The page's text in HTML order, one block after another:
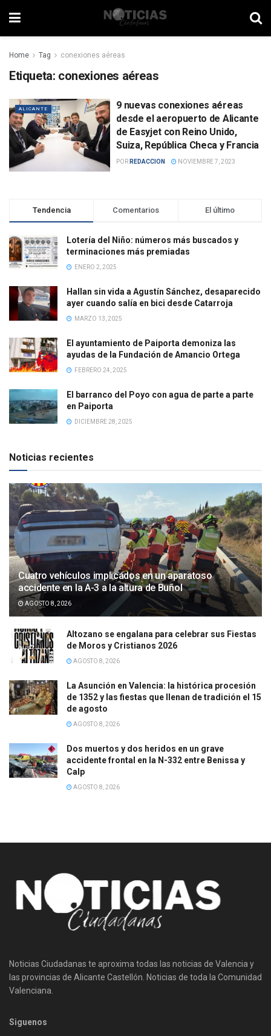
Home Tag conexiones aéreas
Etiqueta: conexiones aéreas
ALICANTE
9 nuevas conexiones aéreas
desde el aeropuerto de Alicante
de Easyjet con Reino Unido,
Suiza, República Checa y Francia
POR REDACCION NOVIEMBRE 7, 2023
Tendencia Comentarios El último
Lotería del Niño: números más buscados y
terminaciones más premiadas
ENERO 2, 2025
Hallan sin vida a Agustín Sánchez, desaparecido
ayer cuando salía en bici desde Catarroja
MARZO 13, 2025
El ayuntamiento de Paiporta demoniza las
ayudas de la Fundación de Amancio Ortega
FEBRERO 24, 2025
El barranco del Poyo con agua de parte a parte
en Paiporta
DICIEMBRE 28, 2025
Noticias recientes
Cuatro vehículos implicados en un aparatoso
accidente en la A-3 a la altura de Buñol
AGOSTO 8, 2026
Altozano se engalana para celebrar sus Fiestas
de Moros y Cristianos 2026
AGOSTO 8, 2026
La Asunción en Valencia: la histórica procesión
de 1352 y las fiestas que llenan de tradición el 15
de agosto
AGOSTO 8, 2026
Dos muertos y dos heridos en un grave
accidente frontal en la N-332 entre Benissa y
Calp
AGOSTO 8, 2026
Noticias Ciudadanas te aproxima todas las noticias de Valencia y
las provincias de Alicante Castellón. Noticias de toda la Comunidad
Valenciana.
Siguenos